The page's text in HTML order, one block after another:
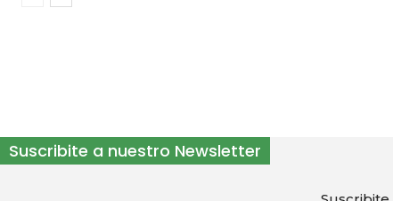
Suscribite a nuestro Newsletter